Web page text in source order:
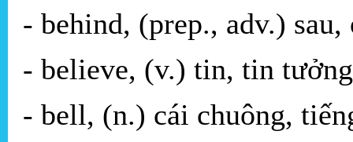
- behind, (prep., adv.) sau,
- believe, (v.) tin, tin
- bell, (n.) cái chuông,